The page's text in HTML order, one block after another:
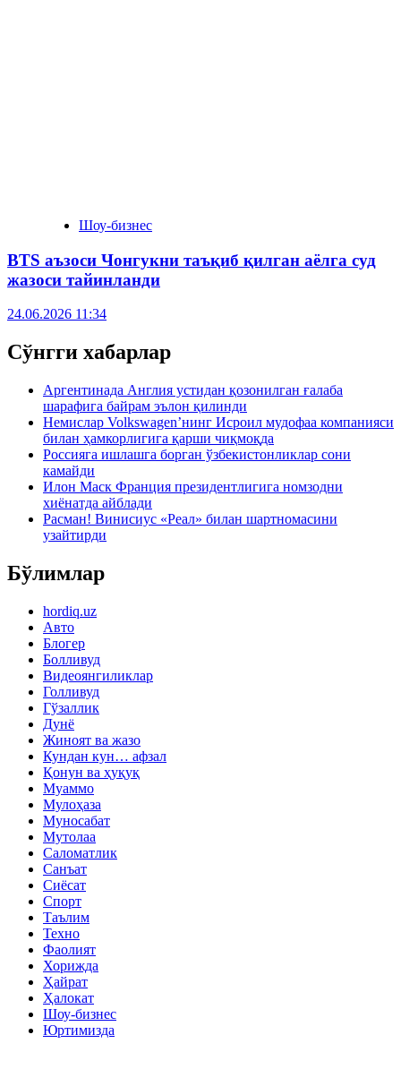
Шоу-бизнес
BTS аъзоси Чонгукни таъқиб қилган аёлга суд
жазоси тайинланди
24.06.2026 11:34
Сўнгги хабарлар
Аргентинада Англия устидан қозонилган ғалаба
шарафига байрам эълон қилинди
Немислар Volkswagen’нинг Исроил мудофаа компанияси
билан ҳамкорлигига қарши чиқмоқда
Россияга ишлашга борган ўзбекистонликлар сони
камайди
Илон Маск Франция президентлигига номзодни
хиёнатда айблади
Расман! Винисиус «Реал» билан шартномасини
узайтирди
Бўлимлар
hordiq.uz
Авто
Блогер
Болливуд
Видеоянгиликлар
Голливуд
Гўзаллик
Дунё
Жиноят ва жазо
Кундан кун… афзал
Қонун ва ҳуқуқ
Муаммо
Мулоҳаза
Муносабат
Мутолаа
Саломатлик
Санъат
Сиёсат
Спорт
Таълим
Техно
Фаолият
Хорижда
Ҳайрат
Ҳалокат
Шоу-бизнес
Юртимизда